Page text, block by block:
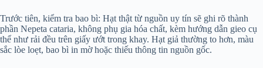
Trước tiên, kiểm tra bao bì: Hạt thật từ nguồn uy tín sẽ ghi rõ thành
phần Nepeta cataria, không phụ gia hóa chất, kèm hướng dẫn gieo cụ
thể như rải đều trên giấy ướt trong khay. Hạt giả thường to hơn, màu
sắc lòe loẹt, bao bì in mờ hoặc thiếu thông tin nguồn gốc.